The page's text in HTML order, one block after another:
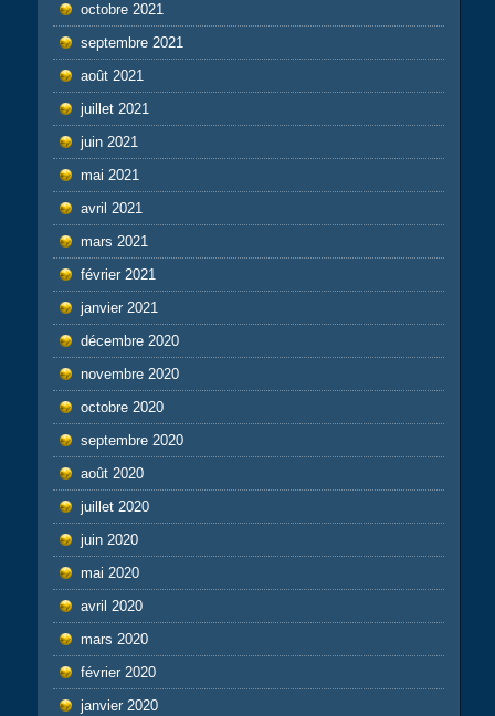
octobre 2021
septembre 2021
août 2021
juillet 2021
juin 2021
mai 2021
avril 2021
mars 2021
février 2021
janvier 2021
décembre 2020
novembre 2020
octobre 2020
septembre 2020
août 2020
juillet 2020
juin 2020
mai 2020
avril 2020
mars 2020
février 2020
janvier 2020